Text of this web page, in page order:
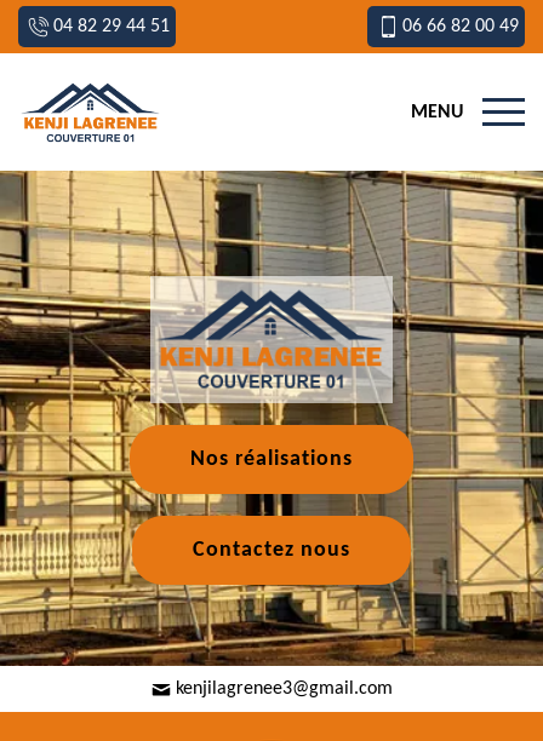
04 82 29 44 51 06 66 82 00 49
MENU
Nos réalisations
Contactez nous
kenjilagrenee3@gmail.com